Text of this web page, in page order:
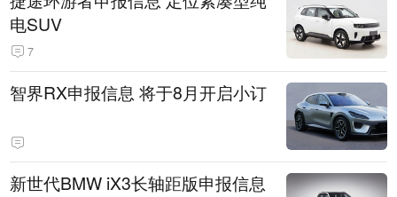
电SUV
7
智界RX申报信息 将于8月开启小订
新世代BMW iX3长轴距版申报信息